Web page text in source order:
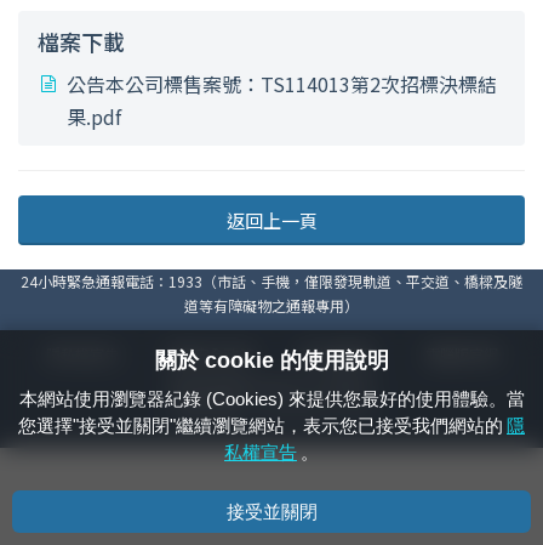
檔案下載
公告本公司標售案號：TS114013第2次招標決標結
果.pdf
返回上一頁
24小時緊急通報電話：1933（市話、手機，僅限發現軌道、平交道、橋樑及隧
道等有障礙物之通報專用）
資通安全政策 著作權聲明
國營臺灣鐵路股份有限公司 © 版權所有
本頁產生時間： 2026/08/08 11:58:39
關於 cookie 的使用說明
本網站使用瀏覽器紀錄 (Cookies) 來提供您最好的使用體驗。當
您選擇"接受並關閉"繼續瀏覽網站，表示您已接受我們網站的 隱
私權宣告 。
接受並關閉